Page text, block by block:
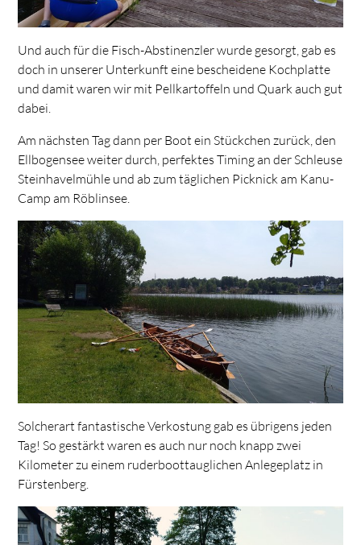
Und auch für die Fisch-Abstinenzler wurde gesorgt, gab es
doch in unserer Unterkunft eine bescheidene Kochplatte
und damit waren wir mit Pellkartoffeln und Quark auch gut
dabei.
Am nächsten Tag dann per Boot ein Stückchen zurück, den
Ellbogensee weiter durch, perfektes Timing an der Schleuse
Steinhavelmühle und ab zum täglichen Picknick am Kanu-
Camp am Röblinsee.
Solcherart fantastische Verkostung gab es übrigens jeden
Tag! So gestärkt waren es auch nur noch knapp zwei
Kilometer zu einem ruderboottauglichen Anlegeplatz in
Fürstenberg.